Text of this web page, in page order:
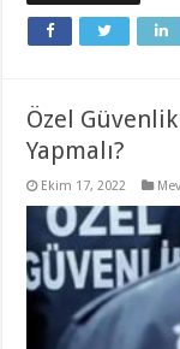
Özel
Yapmalı?
Ekim 17, 2022